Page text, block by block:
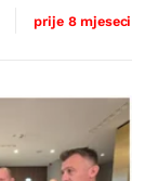
prije 8 mjeseci